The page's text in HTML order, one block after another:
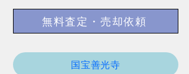
無料査定・売却依頼
国宝善光寺